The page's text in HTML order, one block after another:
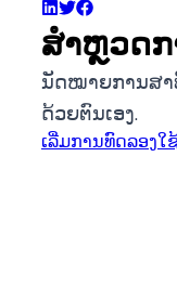
ສຳຫຼວດກ
ນັດໝາຍການສາ
ດ້ວຍຕົນເອງ.
ເລີ່ມການທົດລອງໃ